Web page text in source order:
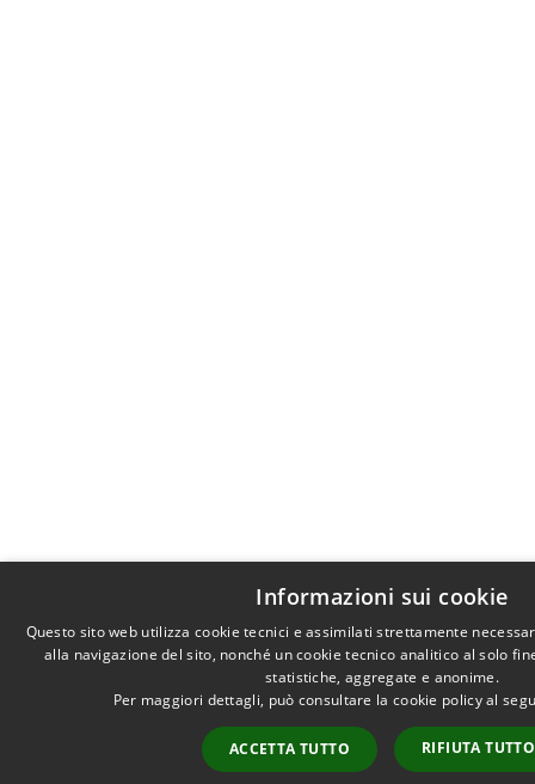
Informazioni sui cookie
Questo sito web utilizza cookie tecnici e assimilati strettamente
alla navigazione del sito, nonché un cookie tecnico analitico al solo
statistiche, aggregate e anonime.
Per maggiori dettagli, può consultare la cookie policy al
ACCETTA TUTTO RIFIUTA TUTTO